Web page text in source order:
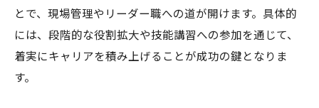
とで、現場管理やリーダー職への道が開けます。具体的
には、段階的な役割拡大や技能講習への参加を通じて、
着実にキャリアを積み上げることが成功の鍵となりま
す。